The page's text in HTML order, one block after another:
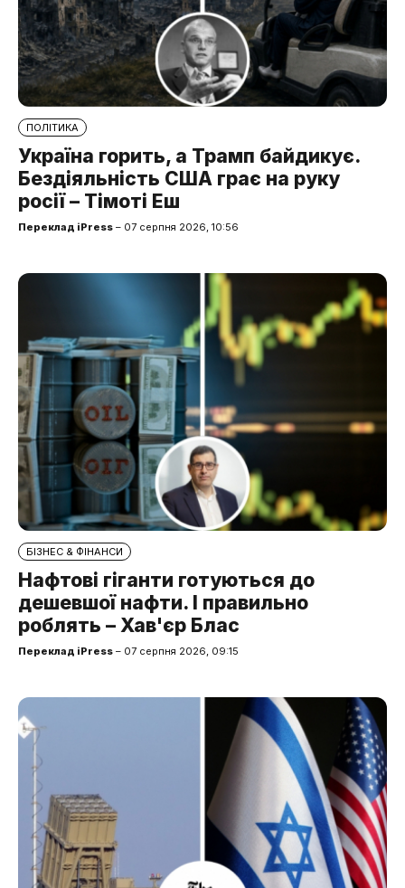
ПОЛІТИКА
Україна горить, а Трамп байдикує.
Бездіяльність США грає на руку
росії – Тімоті Еш
Переклад iPress – 07 серпня 2026, 10:56
БІЗНЕС & ФІНАНСИ
Нафтові гіганти готуються до
дешевшої нафти. І правильно
роблять – Хав'єр Блас
Переклад iPress – 07 серпня 2026, 09:15